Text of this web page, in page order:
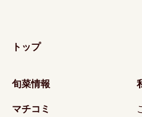
トップ
旬菜情報
マチコミ